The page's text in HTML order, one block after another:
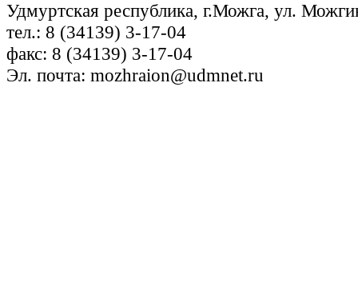
Удмуртская республика, г.Можга, ул.
тел.: 8 (34139) 3-17-04
факс: 8 (34139) 3-17-04
Эл. почта: mozhraion@udmnet.ru